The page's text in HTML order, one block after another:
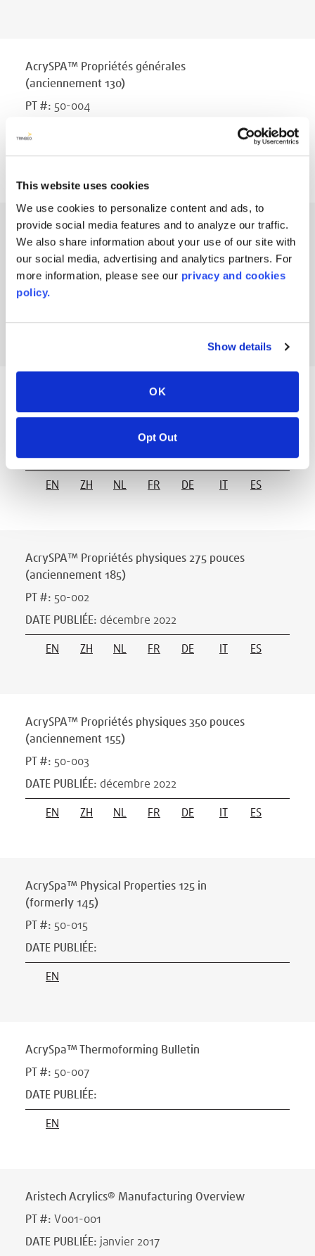
This website uses cookies
We use cookies to personalize content and ads, to
provide social media features and to analyze our traffic.
We also share information about your use of our site with
our social media, advertising and analytics partners. For
more information, please see our privacy and cookies
policy.
Show details
OK
Opt Out
AcrySPA™ Propriétés générales
(anciennement 130)
PT #: 50-004
EN
AcrySPA™ Propriétés générales
(anciennement 156)
PT #
50-005
DATE PUBLIÉE
EN ZH NL FR DE IT ES
AcrySPA™ Propriétés physiques 160 pouces
(anciennement 180)
DATE PUBLIÉE:décembre 2022
EN ZH NL FR DE ES
AcrySPA™ Propriétés physiques 275 pouces
(anciennement 185)
PT #: 50-002
DATE PUBLIÉE: décembre 2022
EN ZH NL FR DE ES
AcrySPA™ Propriétés physiques 350 pouces
(anciennement 155)
PT #: 50-003
DATE PUBLIÉE: décembre 2022
EN ZH NL FR DE ES
AcrySpa™ Physical Properties 125 in
(formerly 145)
PT #: 50-015
DATE PUBLIÉE:
EN
AcrySpa™ Thermoforming Bulletin
PT #: 50-007
DATE PUBLIÉE:
EN
Aristech Acrylics® Manufacturing Overview
PT #: V001-001
DATE PUBLIÉE: janvier 2017